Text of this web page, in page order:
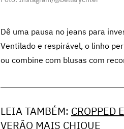
Dê uma pausa no jeans para
Ventilado e respirável, o linho
ou combine com blusas com
LEIA TAMBÉM: CROPPED
VERÃO MAIS CHIQUE